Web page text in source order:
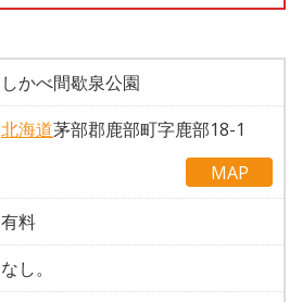
しかべ間歇泉公園
北海道茅部郡鹿部町字鹿部18-1
MAP
有料
なし。